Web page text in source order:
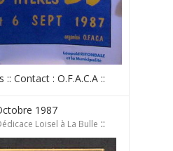
:: Contact : O.F.A.C.A ::
1987
Loisel à La Bulle ::